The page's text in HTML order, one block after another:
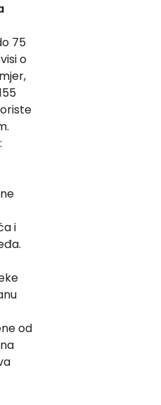
75
o
:
i
od